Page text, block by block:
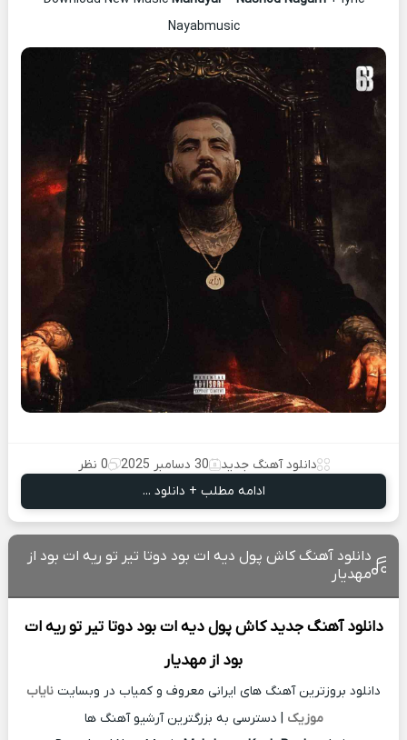
Nayabmusic
دانلود آهنگ جدید 30 دسامبر 2025
0 نظر
ادامه مطلب + دانلود ...
دانلود آهنگ کاش پول دیه ات بود دوتا تیر تو ریه ات بود از
مهدیار
دانلود آهنگ جدیدکاش پول دیه ات بود دوتا تیر تو ریه ات
بود ازمهدیار
دانلود بروزترین آهنگ های ایرانی معروف و کمیاب در وبسایت نایاب
موزیک | دسترسی به بزرگترین آرشیو آهنگ ها